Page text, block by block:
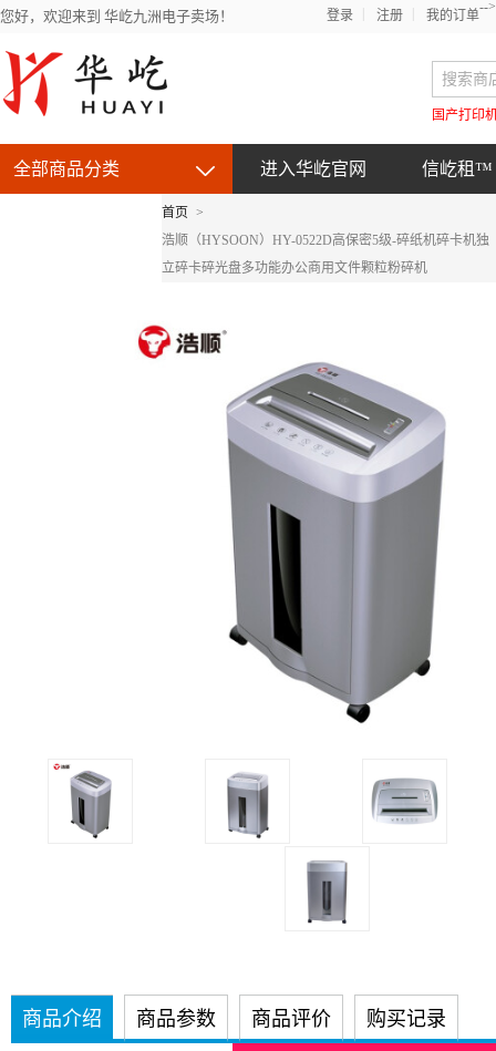
您好，欢迎来到 华屹九洲电子卖场！
-->
登录 注册 我的订单
国产打印
全部商品分类 进入华屹官网 信屹租™
首页 >
浩顺（HYSOON）HY-0522D高保密5级-碎纸机碎卡机独
立碎卡碎光盘多功能办公商用文件颗粒粉碎机
商品介绍 商品参数 商品评价 购买记录